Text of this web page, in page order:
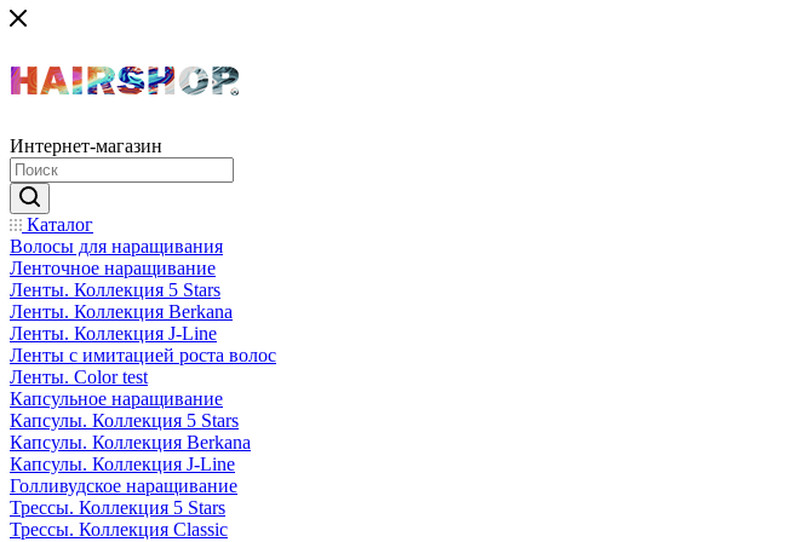
Интернет-магазин
Каталог
Волосы для наращивания
Ленточное наращивание
Ленты. Коллекция 5 Stars
Ленты. Коллекция Berkana
Ленты. Коллекция J-Line
Ленты с имитацией роста волос
Ленты. Color test
Капсульное наращивание
Капсулы. Коллекция 5 Stars
Капсулы. Коллекция Berkana
Капсулы. Коллекция J-Line
Голливудское наращивание
Трессы. Коллекция 5 Stars
Трессы. Коллекция Classic